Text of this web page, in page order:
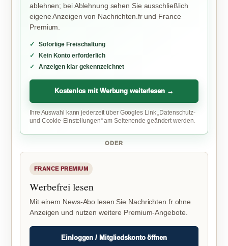
ablehnen; bei Ablehnung sehen Sie ausschließlich
eigene Anzeigen von Nachrichten.fr und France
Premium.
Sofortige Freischaltung
Kein Konto erforderlich
Anzeigen klar gekennzeichnet
Kostenlos mit Werbung weiterlesen →
Ihre Auswahl kann jederzeit über Googles Link „Datenschutz-
und Cookie-Einstellungen“ am Seitenende geändert werden.
ODER
FRANCE PREMIUM
Werbefrei lesen
Mit einem News-Abo lesen Sie Nachrichten.fr ohne
Anzeigen und nutzen weitere Premium-Angebote.
Einloggen / Mitgliedskonto öffnen